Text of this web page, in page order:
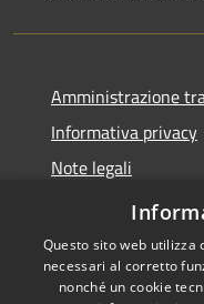
Amministrazione
Informativa privacy
Note legali
Dichiarazione di
Questo sito web
necessari al corretto
nonché un cookie